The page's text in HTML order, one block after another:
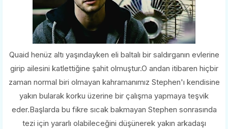
Quaid henüz altı yaşındayken eli baltalı bir saldırganın evlerine
girip ailesini katlettiğine şahit olmuştur.O andan itibaren hiçbir
zaman normal biri olmayan kahramanımız Stephen'ı kendisine
yakın bularak korku üzerine bir çalışma yapmaya teşvik
eder.Başlarda bu fikre sıcak bakmayan Stephen sonrasında
tezi için yararlı olabileceğini düşünerek yakın arkadaşı